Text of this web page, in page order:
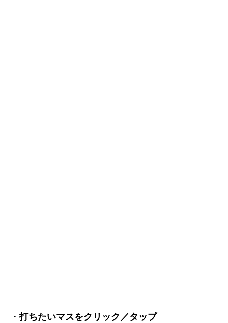
・打ちたいマスをクリック／タップ